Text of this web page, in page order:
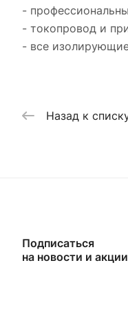
-
- токопровод и
- все
Назад к
Подписаться
на новости и акции